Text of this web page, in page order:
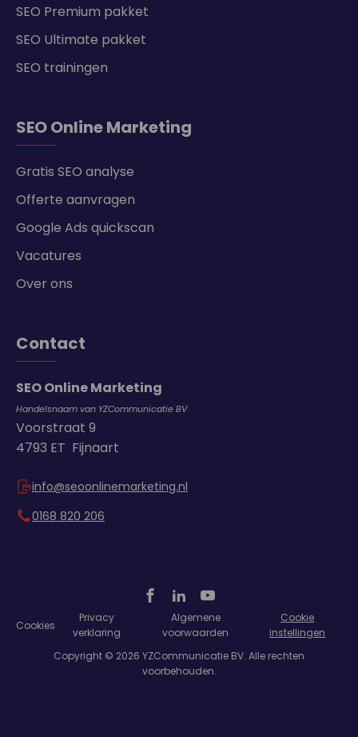
SEO Premium pakket
SEO Ultimate pakket
SEO trainingen
SEO Online Marketing
Gratis SEO analyse
Offerte aanvragen
Google Ads quickscan
Vacatures
Over ons
Contact
SEO Online Marketing
Handelsnaam van YZCommunicatie BV
Voorstraat 9
4793 ET Fijnaart
info@seoonlinemarketing.nl
0168 820 206
Cookies
Privacy
verklaring
Algemene
voorwaarden
Cookie
instellingen
Copyright © 2026 YZCommunicatie BV. Alle rechten
voorbehouden.